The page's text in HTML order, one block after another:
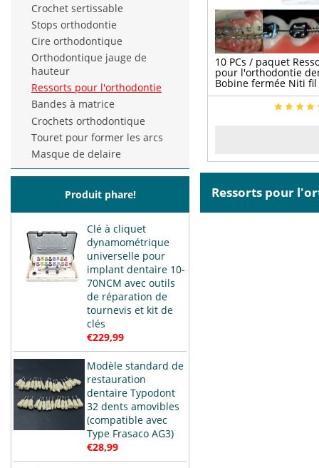
Crochet sertissable
Stops orthodontie
Cire orthodontique
Orthodontique jauge de
hauteur
Ressorts pour l'orthodontie
Bandes à matrice
Crochets orthodontique
Touret pour former les arcs
Masque de delaire
Produit phare!
Clé à cliquet
dynamométrique
universelle pour
implant dentaire 10-
70NCM avec outils
de réparation de
tournevis et kit de
clés
€229,99
Modèle standard de
restauration
dentaire Typodont
32 dents amovibles
(compatible avec
Type Frasaco AG3)
€28,99
10 PCs / paquet
pour l'orthodontie
Bobine fermée Niti
élasticité Oral 6/9 /
Ressorts pour